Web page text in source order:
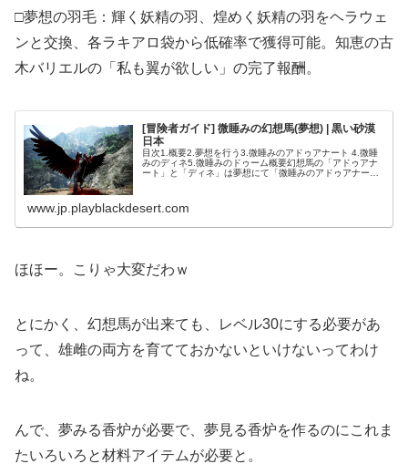
□夢想の羽毛：輝く妖精の羽、煌めく妖精の羽をヘラウェ
ンと交換、各ラキアロ袋から低確率で獲得可能。知恵の古
木バリエルの「私も翼が欲しい」の完了報酬。
[冒険者ガイド] 微睡みの幻想馬(夢想) | 黒い砂漠
日本
目次1.概要2.夢想を行う3.微睡みのアドゥアナート 4.微睡
みのディネ5.微睡みのドゥーム概要幻想馬の「アドゥアナ
ート」と「ディネ」は夢想にて「微睡みのアドゥアナー
www.jp.playblackdesert.com
ほほー。こりゃ大変だわｗ
とにかく、幻想馬が出来ても、レベル30にする必要があ
って、雄雌の両方を育てておかないといけないってわけ
ね。
んで、夢みる香炉が必要で、夢見る香炉を作るのにこれま
たいろいろと材料アイテムが必要と。